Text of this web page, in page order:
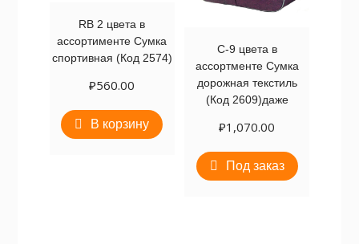
RB 2 цвета в
ассортименте Сумка
спортивная (Код 2574)
₽560.00
В корзину
С-9 цвета в
ассортменте Сумка
дорожная текстиль
(Код 2609)даже
₽1,070.00
Под заказ